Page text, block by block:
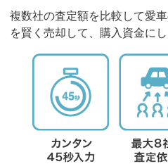
複数社の査定額を比較して愛
を賢く売却して、購入資金に